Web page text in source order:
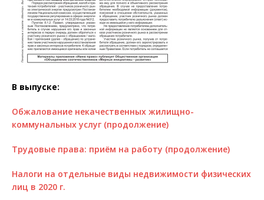
В выпуске:
Обжалование некачественных жилищно-
коммунальных услуг (продолжение)
Трудовые права: приём на работу (продолжение)
Налоги на отдельные виды недвижимости физических
лиц в 2020 г.